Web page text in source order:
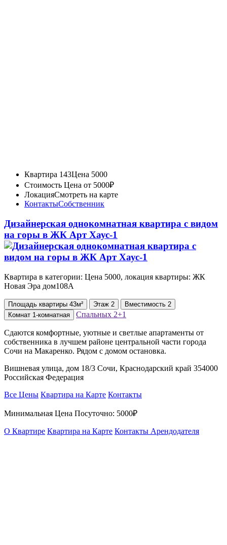
Квартира 143Цена 5000
Стоимость Цена от 5000₽
ЛокацияСмотреть на карте
КонтактыСобственник
Дизайнерская однокомнатная квартира с видом
на горы в ЖК Арт Хаус-1
Квартира в категории: Цена 5000, локация квартиры: ЖК
Новая Эра дом108А
Площадь квартиры 43м² Этаж 2 Вместимость 2
Комнат 1-комнатная Спальных 2+1
Сдаются комфортные, уютные и светлые апартаменты от
собственника в лучшем районе центральной части города
Сочи на Макаренко. Рядом с домом остановка.
Вишневая улица, дом 18/3 Сочи, Краснодарский край 354000
Российская Федерация
Все Цены Квартира на Карте Контакты
Минимальная Цена Посуточно: 5000₽
О Квартире Квартира на Карте Контакты Арендодателя